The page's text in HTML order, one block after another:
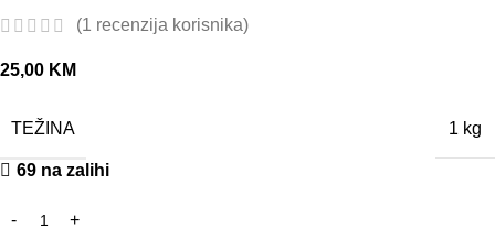
(1 recenzija korisnika)
25,00 KM
TEŽINA 1 kg
69 na zalihi